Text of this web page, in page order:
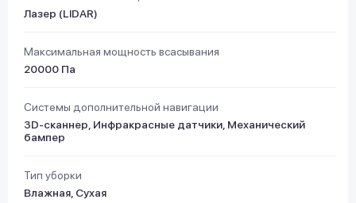
Лазер (LIDAR)
Максимальная мощность всасывания
20000 Па
Системы дополнительной навигации
3D-сканнер, Инфракрасные датчики, Механический
бампер
Тип уборки
Влажная, Сухая